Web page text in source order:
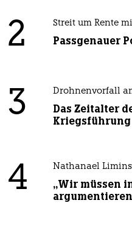
2 Streit um Rente
Passgenauer
3 Drohnenvorfall
Das Zeitalter
Kriegsführung
4 Nathanael
„Wir müssen